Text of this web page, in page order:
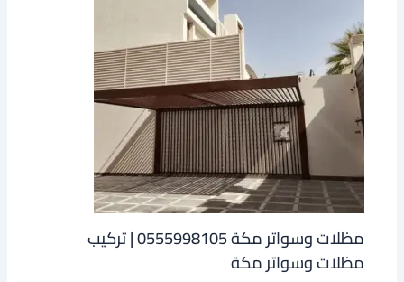
مظلات وسواتر مكة 0555998105 | تركيب
مظلات وسواتر مكة